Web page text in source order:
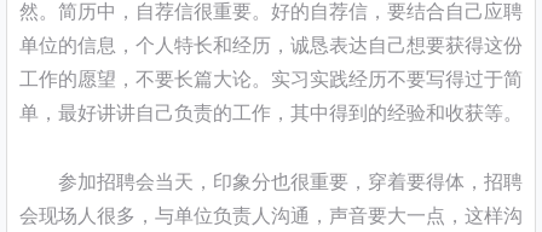
然。简历中，自荐信很重要。好的自荐信，要结合自己应聘
单位的信息，个人特长和经历，诚恳表达自己想要获得这份
工作的愿望，不要长篇大论。实习实践经历不要写得过于简
单，最好讲讲自己负责的工作，其中得到的经验和收获等。
参加招聘会当天，印象分也很重要，穿着要得体，招聘
会现场人很多，与单位负责人沟通，声音要大一点，这样沟